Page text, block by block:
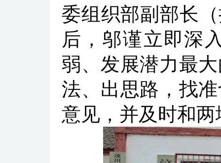
委组织部副部长
后，邬谨立即深
弱、发展潜力最
法、出思路，找
意见，并及时和